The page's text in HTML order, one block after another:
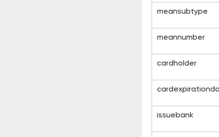
meansubtype
meannumber
cardholder
issuebank